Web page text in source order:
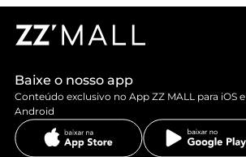
Baixe o nosso app
Conteúdo exclusivo no App ZZ MALL para iOS e
Android